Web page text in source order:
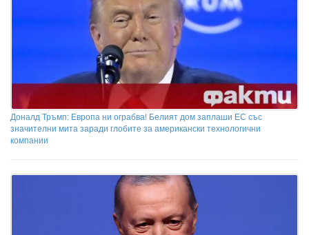
Доналд Тръмп: Европа ни ограбва! Белият дом заплаши ЕС със
значителни мита заради глобите за американски технологични
компании